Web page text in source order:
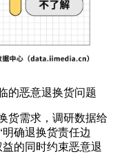
恶意退换货问题
需求，调研数据给
确退换货责任边
的同时约束恶意退